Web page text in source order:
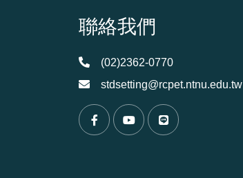
頁尾資訊
聯絡我們
(02)2362-0770
stdsetting@rcpet.ntnu.edu.tw
（另開新視窗）
（另開新視窗）（另開新視窗）